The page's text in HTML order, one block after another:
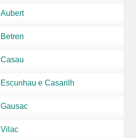
Aubert
Betren
Casau
Escunhau e Casarilh
Gausac
Vilac